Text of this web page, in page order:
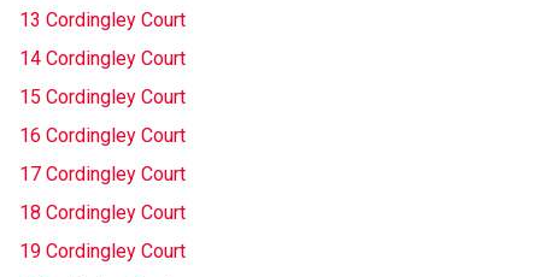
13 Cordingley Court
14 Cordingley Court
15 Cordingley Court
16 Cordingley Court
17 Cordingley Court
18 Cordingley Court
19 Cordingley Court